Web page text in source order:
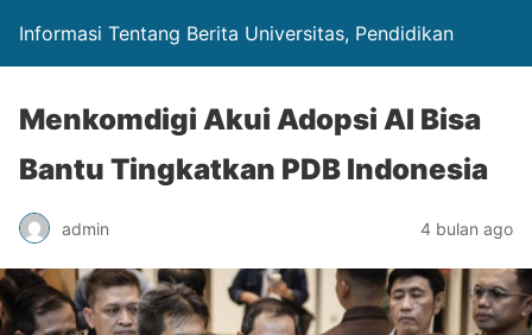
Informasi Tentang Berita Universitas, Pendidikan
Menkomdigi Akui Adopsi AI Bisa
Bantu Tingkatkan PDB Indonesia
admin 4 bulan ago